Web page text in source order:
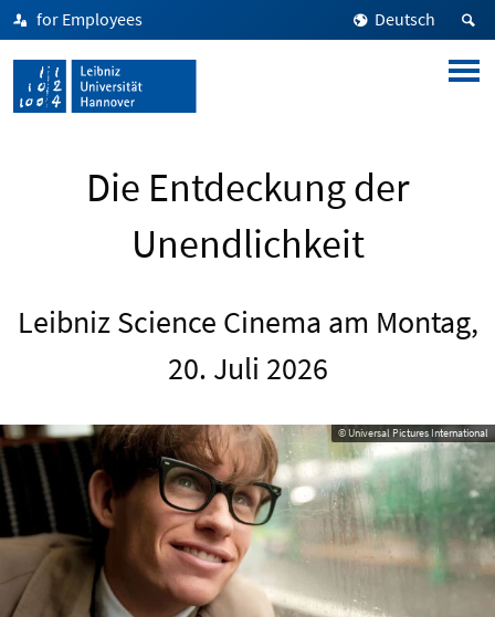
for Employees Deutsch
Die Entdeckung der
Unendlichkeit
Leibniz Science Cinema am Montag,
20. Juli 2026
© Universal Pictures International